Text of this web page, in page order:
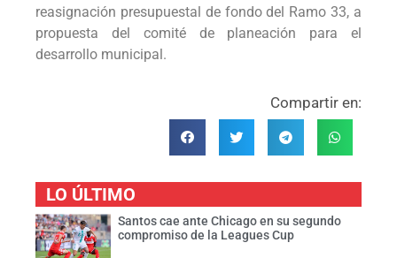
reasignación presupuestal de fondo del Ramo 33, a
propuesta del comité de planeación para el
desarrollo municipal.
Compartir en:
LO ÚLTIMO
Santos cae ante Chicago en su segundo
compromiso de la Leagues Cup